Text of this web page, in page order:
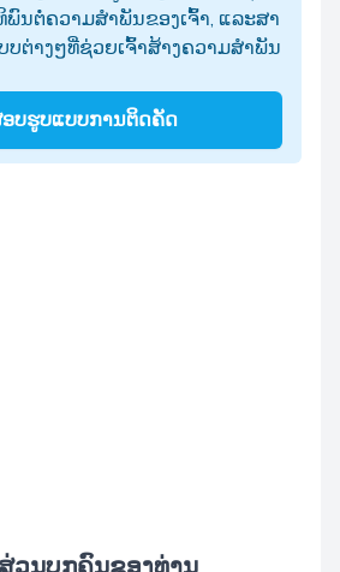
ນຕໍ່ຄວາມສໍາພັນຂອງເຈົ້າ, ແລະສາ
ຕ່າງໆທີ່ຊ່ວຍເຈົ້າສ້າງຄວາມສໍາພັນ
ບຮູບແບບການຕິດຄັດ